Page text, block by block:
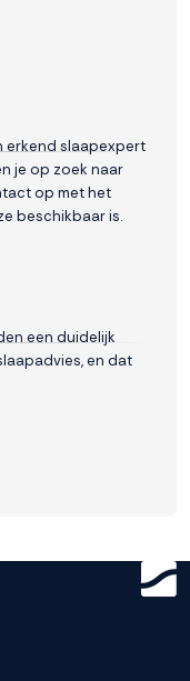
erkend slaapexpert
je op zoek naar
op met het
beschikbaar is.
een duidelijk
en dat